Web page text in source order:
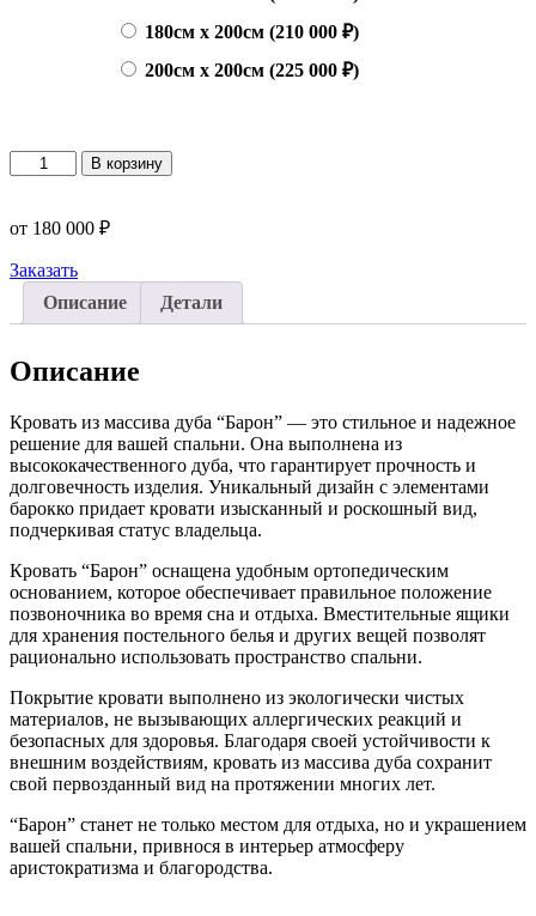
180см х 200см (210 000 ₽)
200см х 200см (225 000 ₽)
Количество
товара
из
"Барон"
В корзину
от 180 000 ₽
Заказать
Описание
Детали
Описание
Кровать из массива дуба “Барон” — это стильное и надежное
решение для вашей спальни. Она выполнена из
высококачественного дуба, что гарантирует прочность и
долговечность изделия. Уникальный дизайн с элементами
барокко придает кровати изысканный и роскошный вид,
подчеркивая статус владельца.
Кровать “Барон” оснащена удобным ортопедическим
основанием, которое обеспечивает правильное положение
позвоночника во время сна и отдыха. Вместительные ящики
для хранения постельного белья и других вещей позволят
рационально использовать пространство спальни.
Покрытие кровати выполнено из экологически чистых
материалов, не вызывающих аллергических реакций и
безопасных для здоровья. Благодаря своей устойчивости к
внешним воздействиям, кровать из массива дуба сохранит
свой первозданный вид на протяжении многих лет.
“Барон” станет не только местом для отдыха, но и украшением
вашей спальни, привнося в интерьер атмосферу
аристократизма и благородства.